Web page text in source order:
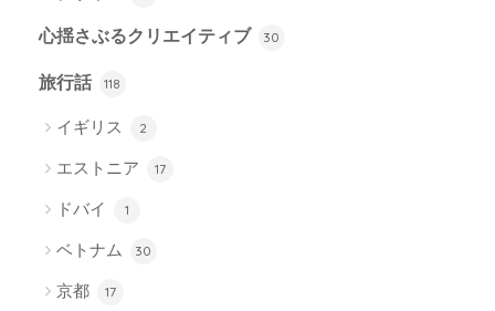
心揺さぶるクリエイティブ 30
旅行話 118
イギリス 2
エストニア 17
ドバイ 1
ベトナム 30
京都 17